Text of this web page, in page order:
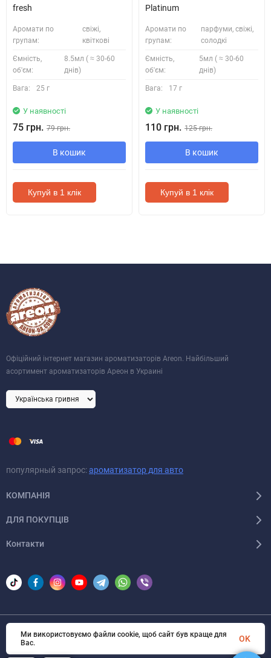
fresh
Аромати по
групам:
свіжі,
квіткові
Ємність,
об'єм:
8.5мл ( ≈ 30-60
днів)
Вага: 25 г
У наявності
75 грн. 79 грн.
В кошик
Купуй в 1 клік
Platinum
Аромати по
групам:
парфуми, свіжі,
солодкі
Ємність,
об'єм:
5мл ( ≈ 30-60
днів)
Вага: 17 г
У наявності
110 грн. 125 грн.
В кошик
Купуй в 1 клік
Офіційний інтернет магазин ароматизаторів Areon. Найбільший
асортимент ароматизаторів Ареон в Украині
популярный запрос:ароматизатор для авто
КОМПАНІЯ
ДЛЯ ПОКУПЦІВ
Контакти
© 2026 Areon-ua. Всі права захищені
Ми використовуємо файли cookie, щоб сайт був краще для
Вас.
OK